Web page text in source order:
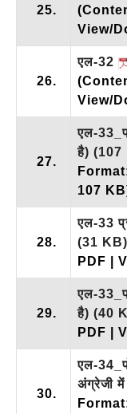
25.
View/
26.
एल-32
View/
27.
एल-
है) (107
107
28.
एल-33
(31 KB)
PDF |
29.
एल-
है) (40
PDF |
30.
एल-
अंग्रेजी में